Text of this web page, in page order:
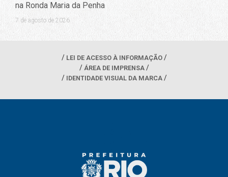
na Ronda Maria da Penha
7 de agosto de 2026
LEI DE ACESSO À INFORMAÇÃO
ÁREA DE IMPRENSA
IDENTIDADE VISUAL DA MARCA